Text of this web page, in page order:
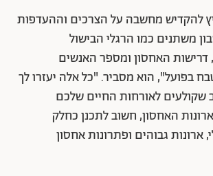
להקדיש מחשבה על הצרכים וההעדפות
משתנים כמו הרגלי הבישול
דרישות האחסון ומספר האנשים
בפועל", הוא מסביר. "כל אלה יעזרו לך
שקולעים לאורחות החיים שלכם
האחסון, חשוב לתכנן כחלק
גבוהים ופתרונות אחסון